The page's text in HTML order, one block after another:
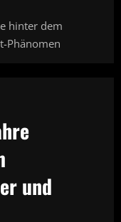
hinter dem
Phänomen
und